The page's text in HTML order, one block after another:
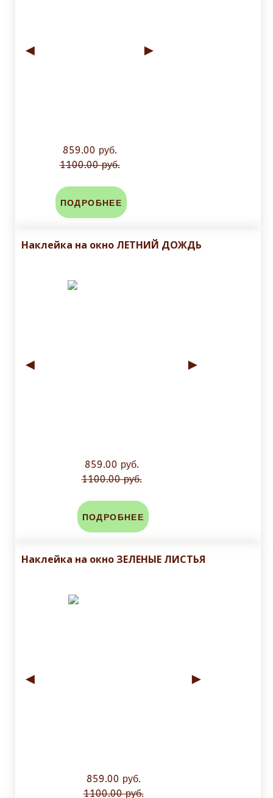
◄ ►
859.00 руб.
1100.00 руб.
ПОДРОБНЕЕ
Наклейка на окно ЛЕТНИЙ ДОЖДЬ
◄ ►
859.00 руб.
1100.00 руб.
ПОДРОБНЕЕ
Наклейка на окно ЗЕЛЕНЫЕ ЛИСТЬЯ
◄ ►
859.00 руб.
1100.00 руб.